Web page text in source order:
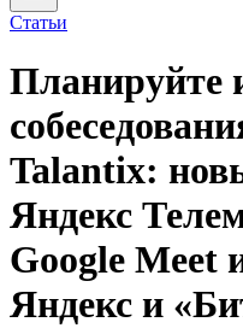
Статьи
Планируйте
Talantix:
Яндекс
Google Meet
Яндекс и